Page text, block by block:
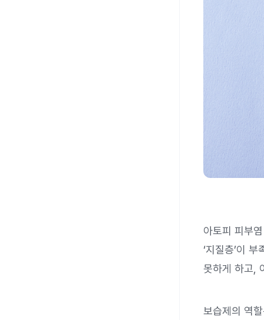
아토피 피부
‘지질층’이
못하게 하고,
보습제의 역